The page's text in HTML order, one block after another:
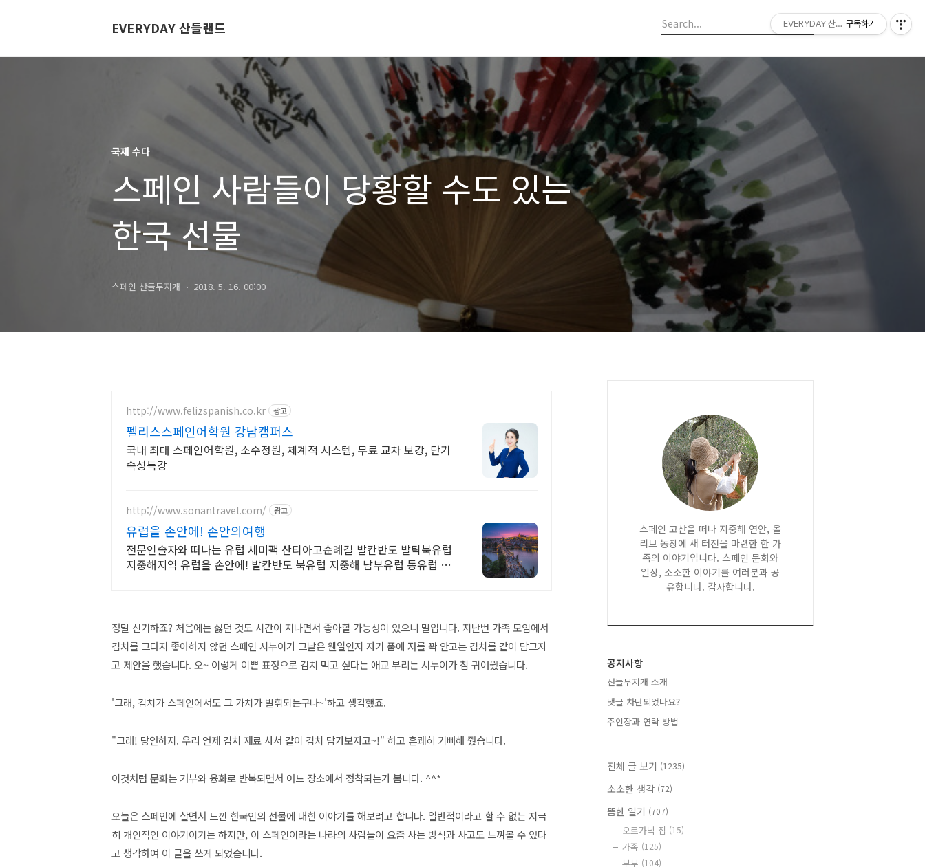
EVERYDAY 산들랜드
국제 수다
스페인 사람들이 당황할 수도 있는
한국 선물
스페인 산들무지개 2018. 5. 16. 00:00
http://www.felizspanish.co.kr 광고
펠리스스페인어학원 강남캠퍼스
국내 최대 스페인어학원, 소수정원, 체계적 시스템, 무료 교차 보강, 단기
속성특강
http://www.sonantravel.com/ 광고
유럽을 손안에! 손안의여행
전문인솔자와 떠나는 유럽 세미팩 산티아고순례길 발칸반도 발틱북유럽
지중해지역 유럽을 손안에! 발칸반도 북유럽 지중해 남부유럽 동유럽 세
정말 신기하죠? 처음에는 싫던 것도 시간이 지나면서 좋아할 가능성이 있으니 말입니다. 지난번 가족 모임에서
김치를 그다지 좋아하지 않던 스페인 시누이가 그날은 웬일인지 자기 품에 저를 꽉 안고는 김치를 같이 담그자
고 제안을 했습니다. 오~ 이렇게 이쁜 표정으로 김치 먹고 싶다는 애교 부리는 시누이가 참 귀여웠습니다.
'그래, 김치가 스페인에서도 그 가치가 발휘되는구나~'하고 생각했죠.
"그래! 당연하지. 우리 언제 김치 재료 사서 같이 김치 담가보자고~!" 하고 흔쾌히 기뻐해 줬습니다.
이것처럼 문화는 거부와 융화로 반복되면서 어느 장소에서 정착되는가 봅니다. ^^*
오늘은 스페인에 살면서 느낀 한국인의 선물에 대한 이야기를 해보려고 합니다. 일반적이라고 할 수 없는 지극
히 개인적인 이야기이기는 하지만, 이 스페인이라는 나라의 사람들이 요즘 사는 방식과 사고도 느껴볼 수 있다
고 생각하여 이 글을 쓰게 되었습니다.
스페인 고산을 떠나 지중해 연안, 올
리브 농장에 새 터전을 마련한 한 가
족의 이야기입니다. 스페인 문화와
일상, 소소한 이야기를 여러분과 공
유합니다. 감사합니다.
공지사항
산들무지개 소개
댓글 차단되었나요?
주인장과 연락 방법
전체 글 보기 (1235)
소소한 생각 (72)
뜸한 일기 (707)
오르가닉 집 (15)
가족 (125)
부부 (104)
EVERYDAY 산들랜드구독하기